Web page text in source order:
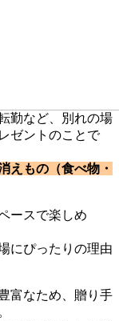
勤など、別れの場
ゼントのことで
えもの（食べ物・
ースで楽しめ
にぴったりの理由
富なため、贈り手